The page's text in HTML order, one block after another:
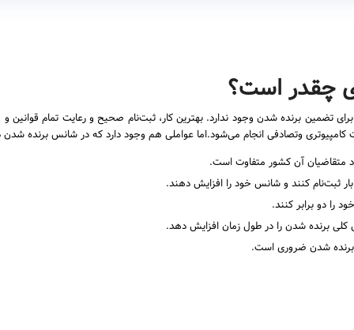
چقدر است؟
تضمین برنده شدن وجود ندارد. بهترین کار، ثبت‌نام صحیح و رعایت تمام قوانین
وتصادفی انجام می‌شود.اما عواملی هم وجود دارد که در شانس برنده
متقاضیان آن کشور متفاوت است.
را دو برابر کنند.
برنده شدن را در طول زمان افزایش دهد.
برنده شدن ضروری است.